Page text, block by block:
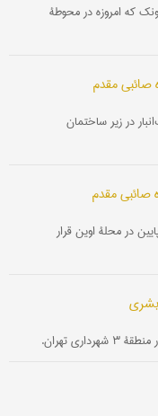
که امروزه در محوطۀ
صائبی مقدم
در زیر ساختمان
صائبی مقدم
در محلۀ اوین قرار
تهران.